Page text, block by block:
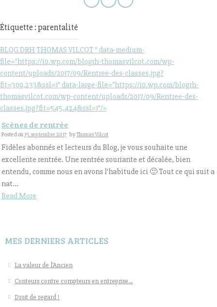
Étiquette : parentalité
BLOG DRH THOMAS VILCOT " data-medium-
file="https://i0.wp.com/blogrh-thomasvilcot.com/wp-
content/uploads/2017/09/Rentree-des-classes.jpg?
fit=300,233&ssl=1" data-large-file="https://i0.wp.com/blogrh-
thomasvilcot.com/wp-content/uploads/2017/09/Rentree-des-
classes.jpg?fit=545,424&ssl=1"/>
Scènes de rentrée
Posted on 15 septembre 2017 byThomas Vilcot
Fidèles abonnés et lecteurs du Blog, je vous souhaite une
excellente rentrée. Une rentrée souriante et décalée, bien
entendu, comme nous en avons l’habitude ici 🙂 Tout ce qui suit a
nat...
Read More
MES DERNIERS ARTICLES
La valeur de l’Ancien
Conteurs contre compteurs en entreprise…
Droit de regard !